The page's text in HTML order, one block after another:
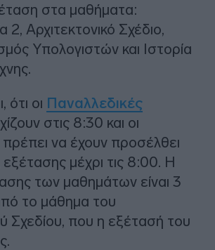
στα μαθήματα:
2, Αρχιτεκτονικό Σχέδιο,
Υπολογιστών και Ιστορία
ότι οι Παναλλεδικές
στις 8:30 και οι
να έχουν προσέλθει
εξέτασης μέχρι τις 8:00. Η
των μαθημάτων είναι 3
το μάθημα του
Σχεδίου, που η εξέτασή του